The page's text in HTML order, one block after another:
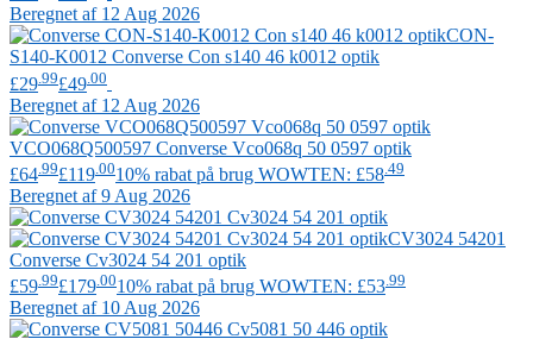
Beregnet af 12 Aug 2026
CON-
S140-K0012 Converse Con s140 46 k0012 optik
£29 .99£49 .00
Beregnet af 12 Aug 2026
VCO068Q500597 Converse Vco068q 50 0597 optik
£64 .99£119 .0010% rabat på brug WOWTEN: £58 .49
Beregnet af 9 Aug 2026
CV3024 54201
Converse Cv3024 54 201 optik
£59.99£179.0010% rabat på brug WOWTEN: £53.99
Beregnet af 10 Aug 2026